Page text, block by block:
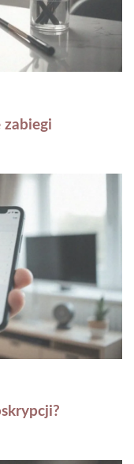
zabiegi